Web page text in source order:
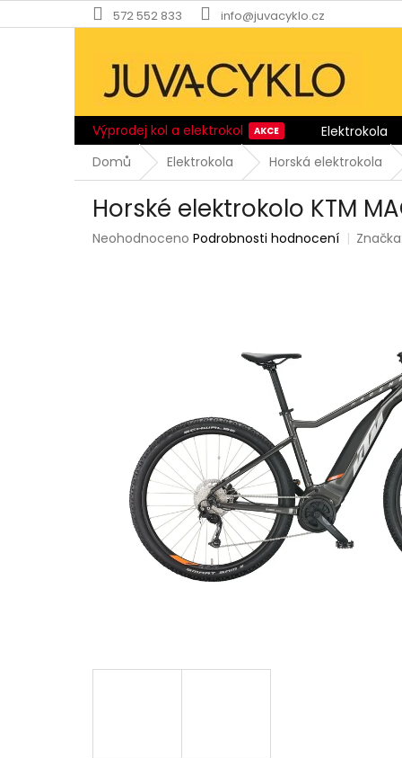
na
572 552 833 info@juvacyklo.cz
Výprodej kol a elektrokol Elektrokola
Domů
Elektrokola Horská elektrokola
Horské elektrokolo KTM
Průměrné
Neohodnoceno Podrobnosti hodnocení